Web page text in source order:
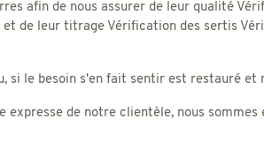
afin de nous assurer de leur qualité
de leur titrage Vérification des sertis
si le besoin s'en fait sentir est restauré et
expresse de notre clientèle, nous